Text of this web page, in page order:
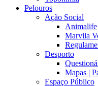
Pelouros
Ação Social
Animalife
Marvila
Desporto
Mapas |
Espaço Público